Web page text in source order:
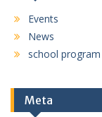
Events
News
school program
Meta